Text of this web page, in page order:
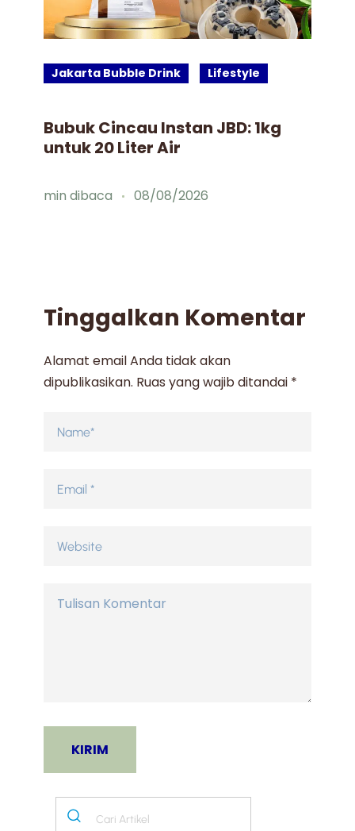
Jakarta Bubble Drink Lifestyle
Bubuk Cincau Instan JBD: 1kg
untuk 20 Liter Air
min dibaca 08/08/2026
Tinggalkan Komentar
Alamat email Anda tidak akan
dipublikasikan. Ruas yang wajib ditandai *